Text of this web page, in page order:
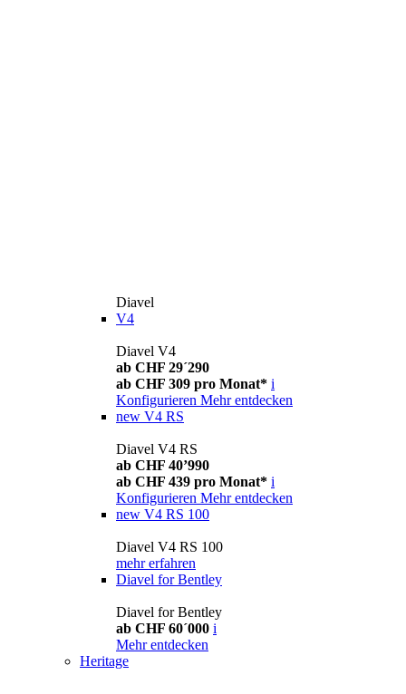
Diavel
V4
Diavel V4
ab CHF 29´290
ab CHF 309 pro Monat* i
Konfigurieren Mehr entdecken
new V4 RS
Diavel V4 RS
ab CHF 40’990
ab CHF 439 pro Monat* i
Konfigurieren Mehr entdecken
new V4 RS 100
Diavel V4 RS 100
mehr erfahren
Diavel for Bentley
Diavel for Bentley
ab CHF 60´000 i
Mehr entdecken
Heritage